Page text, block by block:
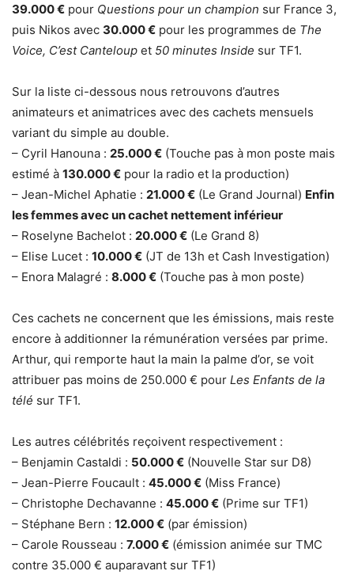
39.000 € pour Questions pour un champion sur France 3,
puis Nikos avec 30.000 € pour les programmes de The
Voice, C’est Canteloup et 50 minutes Inside sur TF1.
Sur la liste ci-dessous nous retrouvons d’autres
animateurs et animatrices avec des cachets mensuels
variant du simple au double.
– Cyril Hanouna : 25.000 € (Touche pas à mon poste mais
estimé à 130.000 € pour la radio et la production)
– Jean-Michel Aphatie : 21.000 € (Le Grand Journal) Enfin
les femmes avec un cachet nettement inférieur
– Roselyne Bachelot : 20.000 € (Le Grand 8)
– Elise Lucet : 10.000 € (JT de 13h et Cash Investigation)
– Enora Malagré : 8.000 € (Touche pas à mon poste)
Ces cachets ne concernent que les émissions, mais reste
encore à additionner la rémunération versées par prime.
Arthur, qui remporte haut la main la palme d’or, se voit
attribuer pas moins de 250.000 € pour Les Enfants de la
télé sur TF1.
Les autres célébrités reçoivent respectivement :
– Benjamin Castaldi : 50.000 € (Nouvelle Star sur D8)
– Jean-Pierre Foucault : 45.000 € (Miss France)
– Christophe Dechavanne : 45.000 € (Prime sur TF1)
– Stéphane Bern : 12.000 € (par émission)
– Carole Rousseau : 7.000 € (émission animée sur TMC
contre 35.000 € auparavant sur TF1)